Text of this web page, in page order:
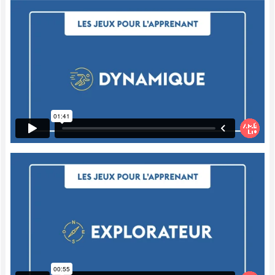
L'important, c'est que l'enfant puisse
par lui-même pour pouvoir comprendre
encore plus de quelle façon procéder et
comment utiliser un diagramme de Venn.
Analytiques
Pour bien manipuler, pour bien
comprendre la notion, il faut évidemment
le faire, de le voir et de l'analyser va les
aider à assimiler cette notion.
Installez simplement les enfants autour